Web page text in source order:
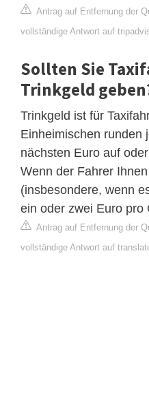
Antrag auf Entfernung der
vollständige Antwort auf
Sollten Sie
Trinkgeld
Trinkgeld ist für
Einheimischen runden
nächsten Euro auf
Wenn der Fahrer
(insbesondere, wenn
ein oder zwei Euro pro
Antrag auf Entfernung der
vollständige Antwort auf